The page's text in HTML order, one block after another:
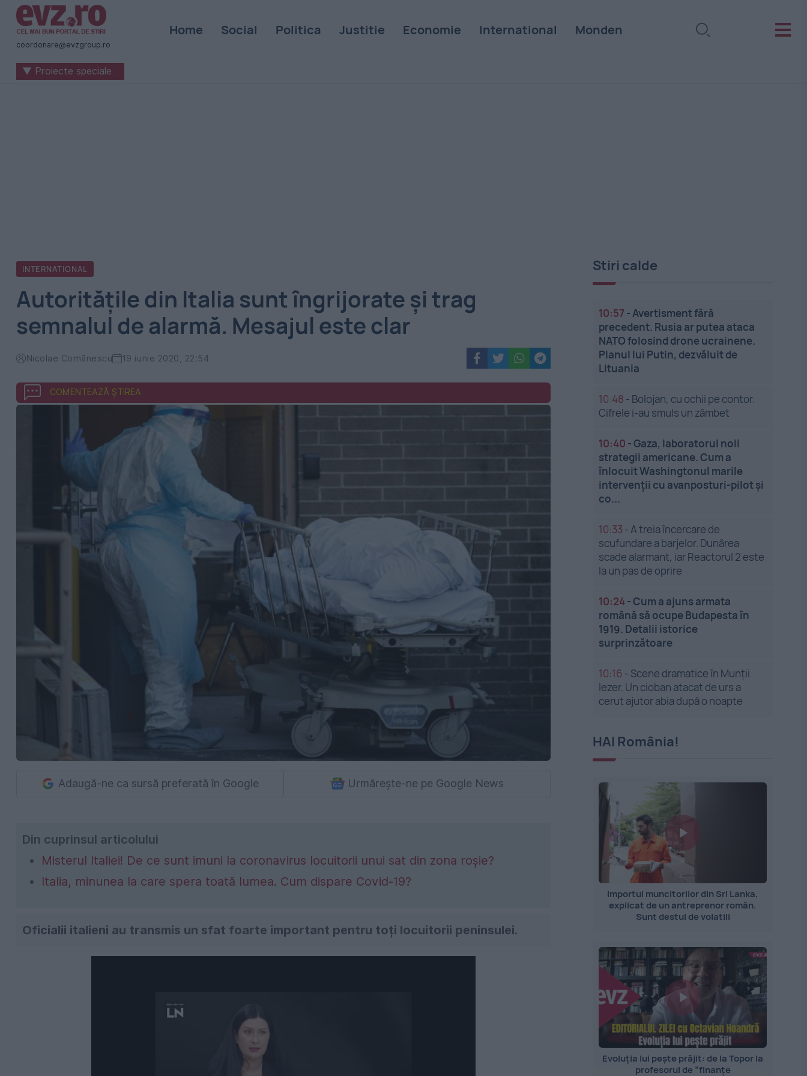
Știri
naționale
internaționale
coordonare@evzgroup.ro
Home Social Politica Justitie Economie International Monden
▼ Proiecte speciale
INTERNATIONAL
Autoritățile din Italia sunt îngrijorate și trag
semnalul de alarmă. Mesajul este clar
Nicolae Comănescu 19 iunie 2020, 22:54
COMENTEAZĂ ȘTIREA
Adaugă-ne ca sursă preferată în Google Urmărește-ne pe Google News
Din cuprinsul articolului
Misterul Italiei! De ce sunt imuni la coronavirus locuitorii unui sat din zona roșie?
Italia, minunea la care spera toată lumea. Cum dispare Covid-19?
Oficialii italieni au transmis un sfat foarte important pentru toți locuitorii peninsulei.
Stiri calde
10:57 -Avertisment fără
precedent. Rusia ar putea ataca
NATO folosind drone ucrainene.
Planul lui Putin, dezvăluit de
Lituania
10:48 - Bolojan, cu ochii pe contor.
Cifrele i-au smuls un zâmbet
10:40 -Gaza, laboratorul noii
strategii americane. Cum a
înlocuit Washingtonul marile
intervenții cu avanposturi-pilot și
co...
10:33 -A treia încercare de
scufundare a barjelor. Dunărea
scade alarmant, iar Reactorul 2 este
la un pas de oprire
10:24-Cum a ajuns armata
română să ocupe Budapesta în
1919. Detalii istorice
surprinzătoare
10:16 - Scene dramatice în Munții
Iezer. Un cioban atacat de urs a
cerut ajutor abia după o noapte
HAI România!
Importul muncitorilor din Sri Lanka,
explicat de un antreprenor român.
Sunt destul de volatili
Evoluția lui pește prăjit: de la Topor la
profesorul de ”finanțe